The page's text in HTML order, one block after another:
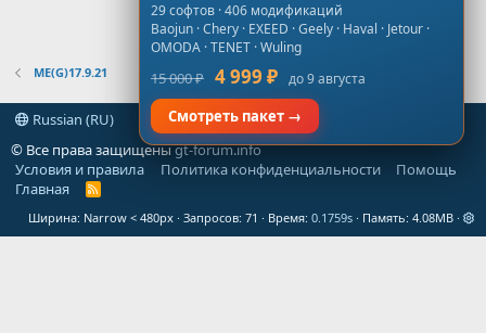
ME(G)17.9.21
Russian (RU)
© Все права защищеныgt-forum.info
Условия и правила
Политика конфиденциальности
Помощь
Главная
R
S
Ширина Запросов 71 Время 0.1759s Память 4.08MB
29 софтов · 406 модификаций
Baojun · Chery · EXEED · Geely · Haval · Jetour ·
OMODA · TENET · Wuling
15 000 ₽ 4 999 ₽ до 9 августа
Смотреть пакет →